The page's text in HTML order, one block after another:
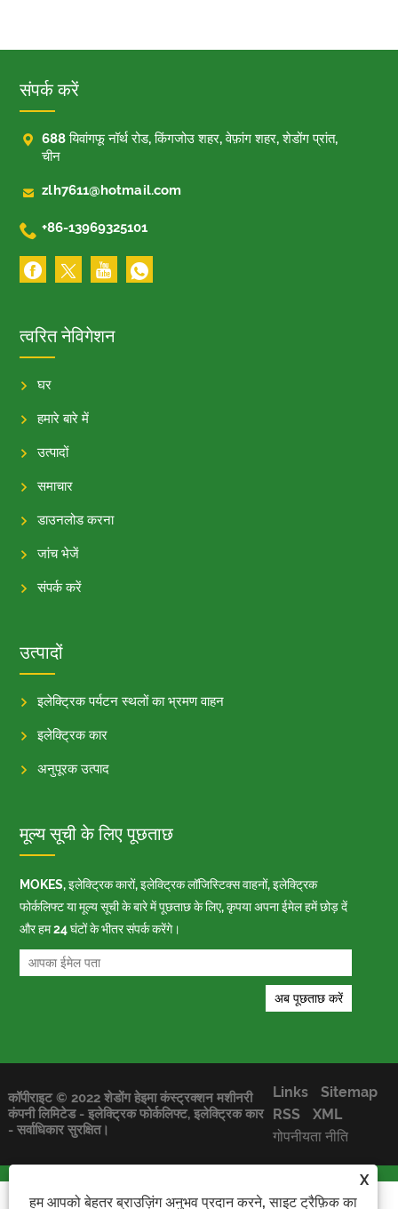
X
हम आपको बेहतर ब्राउज़िंग अनुभव प्रदान करने, साइट ट्रैफ़िक का
संपर्क करें
 688 यिवांगफू नॉर्थ रोड, किंगजोउ शहर, वेफ़ांग शहर, शेडोंग प्रांत,
चीन
 zlh7611@hotmail.com
 +86-13969325101
त्वरित नेविगेशन
घर
हमारे बारे में
उत्पादों
समाचार
डाउनलोड करना
जांच भेजें
संपर्क करें
उत्पादों
इलेक्ट्रिक पर्यटन स्थलों का भ्रमण वाहन
इलेक्ट्रिक कार
अनुपूरक उत्पाद
मूल्य सूची के लिए पूछताछ
MOKES, इलेक्ट्रिक कारों, इलेक्ट्रिक लॉजिस्टिक्स वाहनों, इलेक्ट्रिक
फोर्कलिफ्ट या मूल्य सूची के बारे में पूछताछ के लिए, कृपया अपना ईमेल हमें छोड़ दें
और हम 24 घंटों के भीतर संपर्क करेंगे।
कॉपीराइट © 2022 शेडोंग हेइमा कंस्ट्रक्शन मशीनरी
कंपनी लिमिटेड - इलेक्ट्रिक फोर्कलिफ्ट, इलेक्ट्रिक कार
- सर्वाधिकार सुरक्षित।
Links
Sitemap
RSS
XML
गोपनीयता नीति